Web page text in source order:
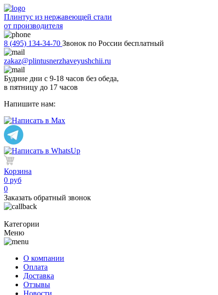
Плинтус из нержавеющей стали
от производителя
8 (495) 134-34-70 Звонок по России бесплатный
zakaz@plintusnerzhaveyushchii.ru
Будние дни с 9-18 часов без обеда,
в пятницу до 17 часов
Напишите нам:
Корзина
0 руб
0
Заказать обратный звонок
Категории
Меню
О компании
Оплата
Доставка
Отзывы
Новости